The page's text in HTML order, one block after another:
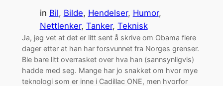
in Bil, Bilde, Hendelser, Humor
Nettlenker, Tanker, Teknisk
Ja, jeg vet at det er litt sent å skrive om Obama flere
dager etter at han har forsvunnet fra Norges grenser.
Ble bare litt overrasket over hva han (sannsynligvis)
hadde med seg. Mange har jo snakket om hvor mye
teknologi som er inne i Cadillac ONE, men hvorfor